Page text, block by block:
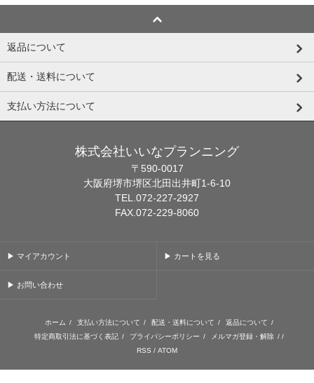
返品について
配送・送料について
支払い方法について
株式会社いいなプランニング
〒590-0017
大阪府堺市堺区北田出井町1-6-10
TEL.072-227-2927
FAX.072-229-8060
▶ マイアカウント ▶ カートを見る
▶ お問い合わせ
ホーム / 支払い方法について / 配送・送料について / 返品について /
特定商取引法に基づく表記 / プライバシーポリシー / メルマガ登録・解除 / /
RSS / ATOM